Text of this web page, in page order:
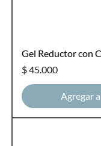
Gel Reductor con
Precio
$ 45.000
Agregar